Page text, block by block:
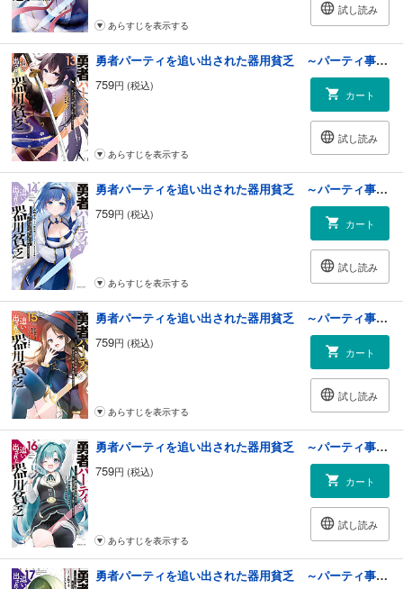
試し読み
あらすじを表示する
勇者パーティを追い出された器用貧乏 ～パーティ事情で付与術士をやっていた剣士、万能へと至る～（１３）
759円 (税込)
カート
試し読み
あらすじを表示する
勇者パーティを追い出された器用貧乏 ～パーティ事情で付与術士をやっていた剣士、万能へと至る～（１４）
759円 (税込)
カート
試し読み
あらすじを表示する
勇者パーティを追い出された器用貧乏 ～パーティ事情で付与術士をやっていた剣士、万能へと至る～（１５）
759円 (税込)
カート
試し読み
あらすじを表示する
勇者パーティを追い出された器用貧乏 ～パーティ事情で付与術士をやっていた剣士、万能へと至る～（１６）
759円 (税込)
カート
試し読み
あらすじを表示する
勇者パーティを追い出された器用貧乏 ～パーティ事情で付与術士をやっていた剣士、万能へと至る～（１７）